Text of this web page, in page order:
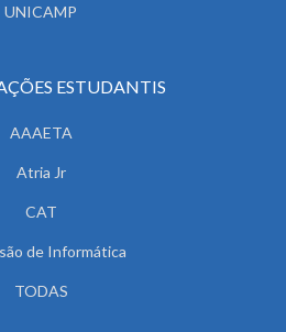
UNICAMP
ESTUDANTIS
AAAETA
Atria Jr
CAT
de Informática
TODAS